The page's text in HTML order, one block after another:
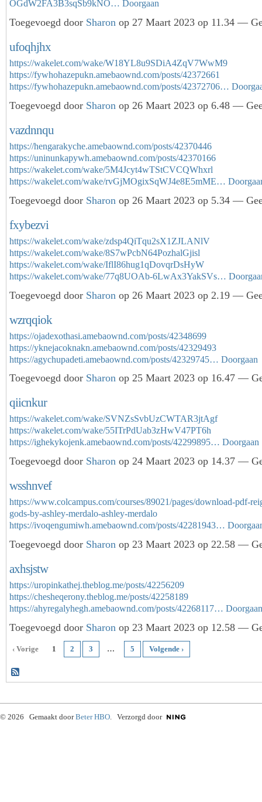
OGdW2FA3B3sqSb9kNO… Doorgaan
Toegevoegd door Sharon op 27 Maart 2023 op 11.34 —
ufoqhjhx
https://wakelet.com/wake/W18YL8u9SDiA4ZqV7WwM9
https://fywhohazepukn.amebaownd.com/posts/42372661
https://fywhohazepukn.amebaownd.com/posts/42372706…
Toegevoegd door Sharon op 26 Maart 2023 op 6.48 —
vazdnnqu
https://hengarakyche.amebaownd.com/posts/42370446
https://uninunkapywh.amebaownd.com/posts/42370166
https://wakelet.com/wake/5M4Jcyt4wTStCVCQWhxrl
https://wakelet.com/wake/rvGjMOgixSqWJ4e8E5mME…
Toegevoegd door Sharon op 26 Maart 2023 op 5.34 —
fxybezvi
https://wakelet.com/wake/zdsp4QiTqu2sX1ZJLANlV
https://wakelet.com/wake/8S7wPcbN64PozhalGjisl
https://wakelet.com/wake/IflI86hug1qDovqrDsHyW
https://wakelet.com/wake/77q8UOAb-6LwAx3YakSVs…
Toegevoegd door Sharon op 26 Maart 2023 op 2.19 —
wzrqqiok
https://ojadexothasi.amebaownd.com/posts/42348699
https://yknejacoknakn.amebaownd.com/posts/42329493
https://agychupadeti.amebaownd.com/posts/42329745… Doorgaan
Toegevoegd door Sharon op 25 Maart 2023 op 16.47 —
qiicnkur
https://wakelet.com/wake/SVNZsSvbUzCWTAR3jtAgf
https://wakelet.com/wake/55ITrPdUab3zHwV47PT6h
https://ighekykojenk.amebaownd.com/posts/42299895… Doorgaan
Toegevoegd door Sharon op 24 Maart 2023 op 14.37 —
wsshnvef
https://www.colcampus.com/courses/89021/pages/download-pdf-
gods-by-ashley-merdalo-ashley-merdalo
https://ivoqengumiwh.amebaownd.com/posts/42281943…
Toegevoegd door Sharon op 23 Maart 2023 op 22.58 —
axhsjstw
https://uropinkathej.theblog.me/posts/42256209
https://chesheqerony.theblog.me/posts/42258189
https://ahyregalyhegh.amebaownd.com/posts/42268117… Doorgaan
Toegevoegd door Sharon op 23 Maart 2023 op 12.58 —
‹ Vorige 1 2 3 … 5 Volgende ›
© 2026 Gemaakt doorBeter HBO. Verzorgd door